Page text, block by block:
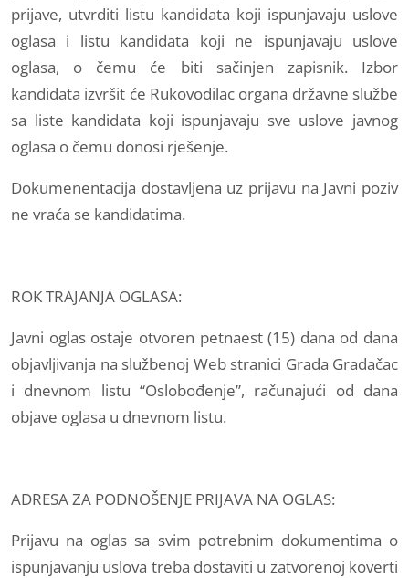
prijave, utvrditi listu kandidata koji ispunjavaju uslove
oglasa i listu kandidata koji ne ispunjavaju uslove
oglasa, o čemu će biti sačinjen zapisnik. Izbor
kandidata izvršit će Rukovodilac organa državne službe
sa liste kandidata koji ispunjavaju sve uslove javnog
oglasa o čemu donosi rješenje.
Dokumenentacija dostavljena uz prijavu na Javni poziv
ne vraća se kandidatima.
ROK TRAJANJA OGLASA:
Javni oglas ostaje otvoren petnaest (15) dana od dana
objavljivanja na službenoj Web stranici Grada Gradačac
i dnevnom listu “Oslobođenje”, računajući od dana
objave oglasa u dnevnom listu.
ADRESA ZA PODNOŠENJE PRIJAVA NA OGLAS:
Prijavu na oglas sa svim potrebnim dokumentima o
ispunjavanju uslova treba dostaviti u zatvorenoj koverti